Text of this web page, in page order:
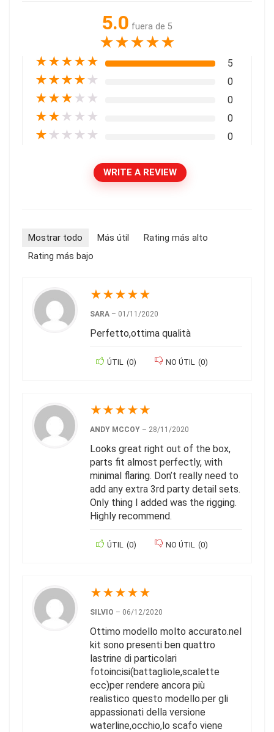
5.0 fuera de 5
★★★★★
★★★★★ 5
★★★★ ★ 0
★★★ ★ ★ 0
★★ ★ ★ ★ 0
★ ★ ★ ★ ★ 0
WRITE A REVIEW
Mostrar todo Más útil
Rating más alto
Rating más bajo
★★★★★
SARA – 01/11/2020
Perfetto,ottima qualità
ÚTIL (0) NO ÚTIL (0)
★★★★★
ANDY MCCOY – 28/11/2020
Looks great right out of the box,
parts fit almost perfectly, with
minimal flaring. Don’t really need to
add any extra 3rd party detail sets.
Only thing I added was the rigging.
Highly recommend.
ÚTIL (0) NO ÚTIL (0)
★★★★★
SILVIO – 06/12/2020
Ottimo modello molto accurato.nel
kit sono presenti ben quattro
lastrine di particolari
fotoincisi(battagliole,scalette
ecc)per rendere ancora più
realistico questo modello.per gli
appassionati della versione
waterline,occhio,lo scafo viene